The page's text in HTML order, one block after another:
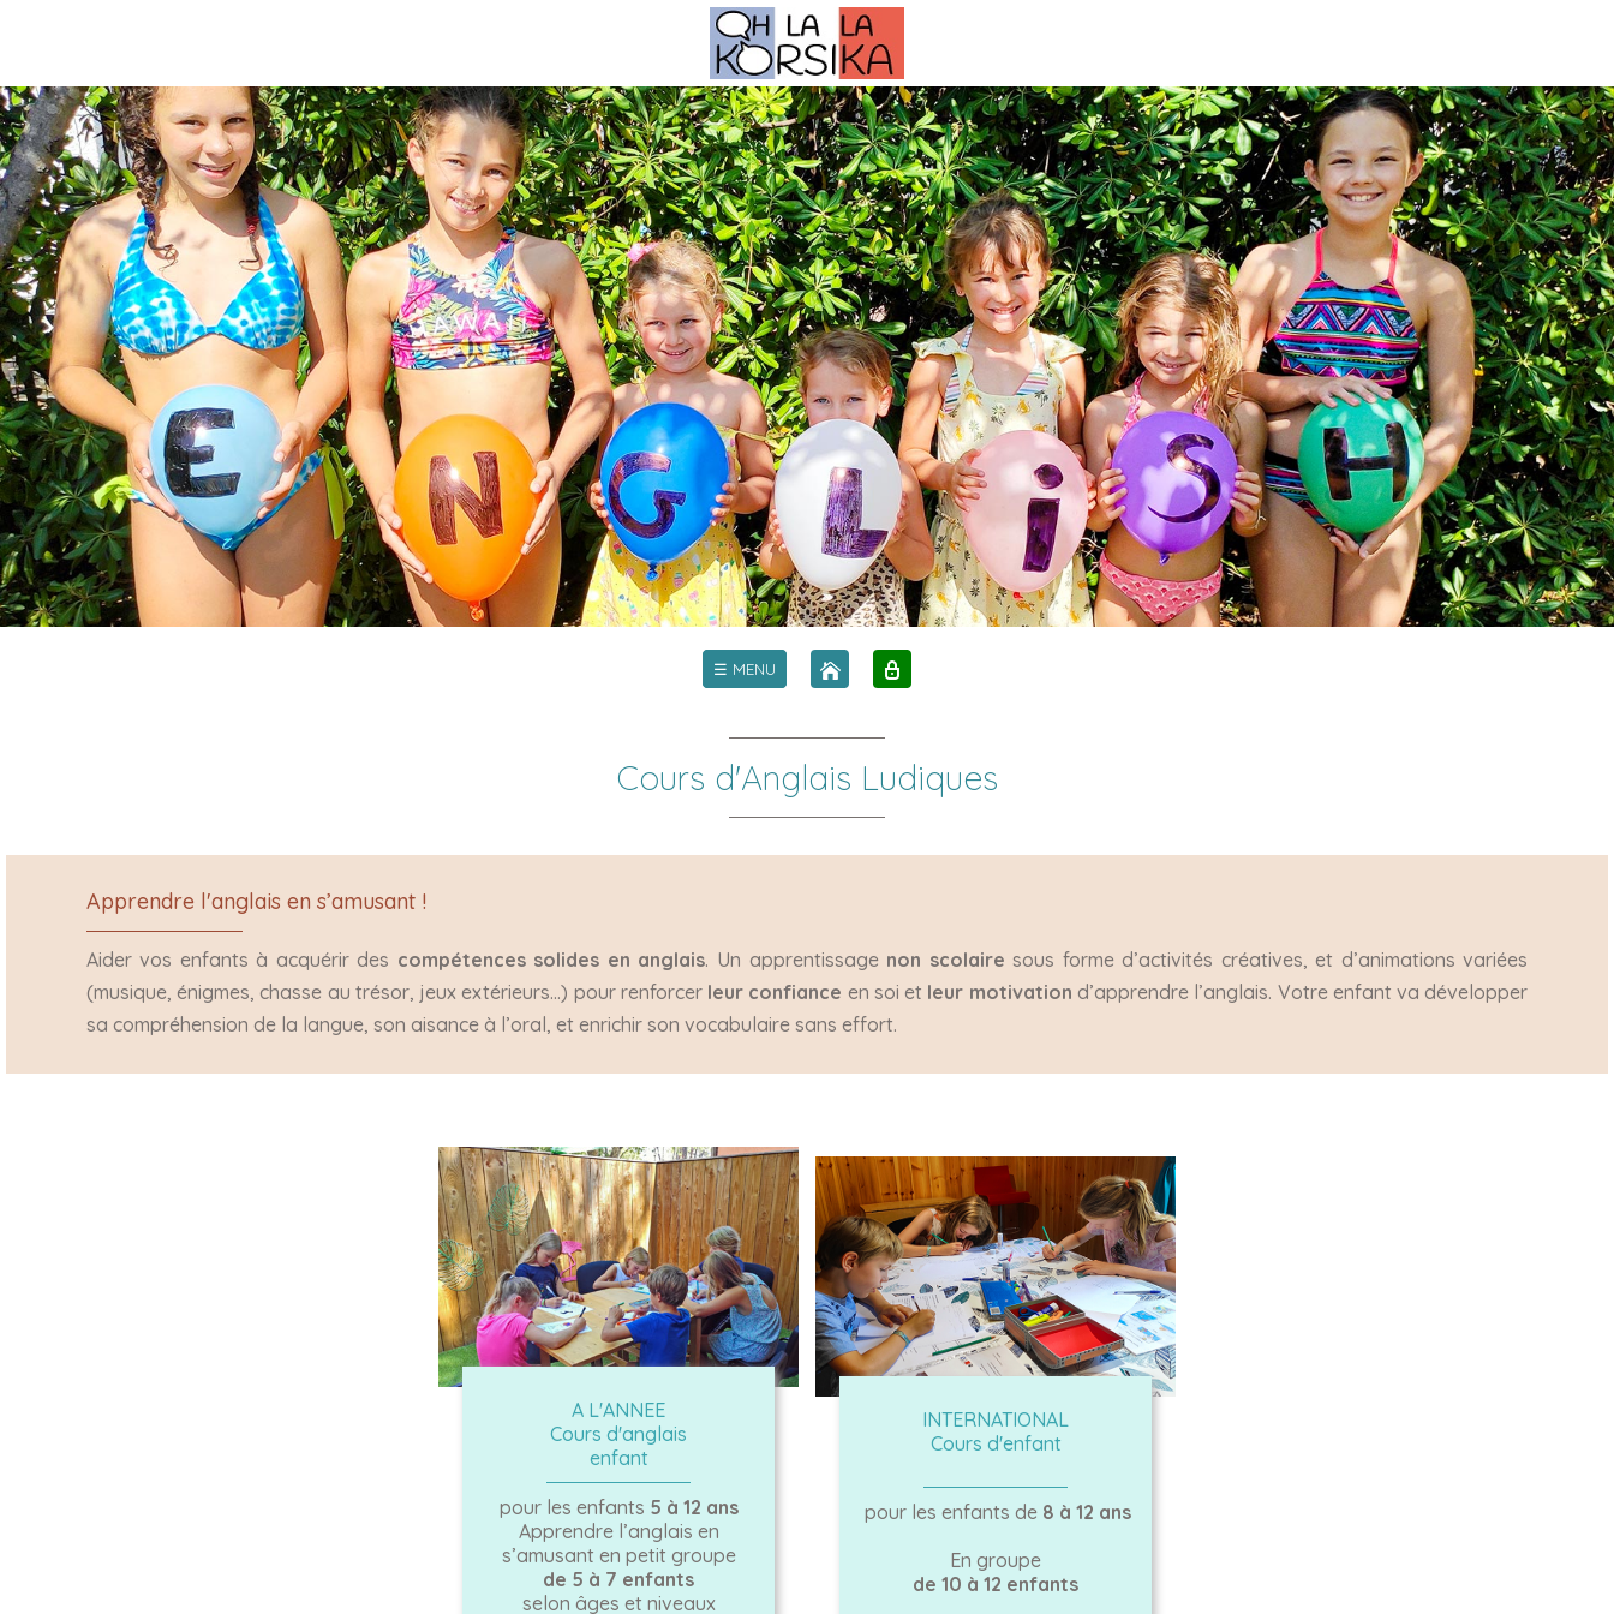
☰ MENU
Cours d'Anglais Ludiques
Apprendre l'anglais en s’amusant !
Aider vos enfants à acquérir des compétences solides en anglais. Un apprentissage non scolaire sous forme d’activités créatives, et d’animations variées
(musique, énigmes, chasse au trésor, jeux extérieurs…) pour renforcer leur confiance en soi et leur motivation d’apprendre l’anglais. Votre enfant va développer
sa compréhension de la langue, son aisance à l’oral, et enrichir son vocabulaire sans effort.
A L'ANNEE
Cours d'anglais
enfant
pour les enfants 5 à 12 ans
Apprendre l’anglais en
s’amusant en petit groupe
de 5 à 7 enfants
selon âges et niveaux
INTERNATIONAL
Cours d'enfant
pour les enfants de 8 à 12 ans
En groupe
de 10 à 12 enfants